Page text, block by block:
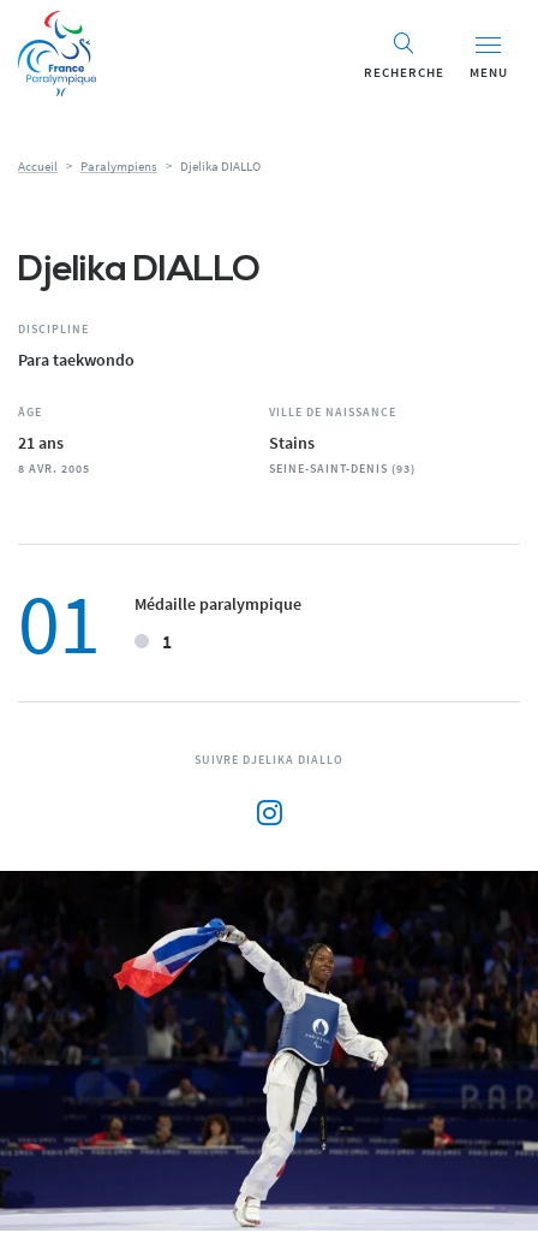
RECHERCHE MENU
Accueil > Paralympiens > Djelika DIALLO
Djelika DIALLO
DISCIPLINE
Para taekwondo
ÂGE
21 ans
8 AVR. 2005
VILLE DE NAISSANCE
Stains
SEINE-SAINT-DENIS (93)
01 Médaille paralympique
1
SUIVRE DJELIKA DIALLO
Panneau de gestion des cookies